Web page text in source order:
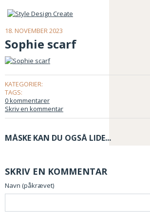
18. NOVEMBER 2023
Sophie scarf
KATEGORIER:
TAGS:
0 kommentarer
Skriv en kommentar
MÅSKE KAN DU OGSÅ LIDE...
SKRIV EN KOMMENTAR
Navn (påkrævet)